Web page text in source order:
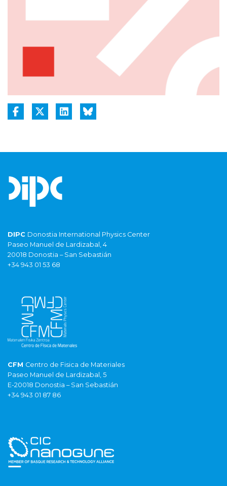
DIPC Donostia International Physics Center
Paseo Manuel de Lardizabal, 4
20018 Donostia – San Sebastián
+34 943 01 53 68
CFM Centro de Fisica de Materiales
Paseo Manuel de Lardizabal, 5
E-20018 Donostia – San Sebastián
+34 943 01 87 86